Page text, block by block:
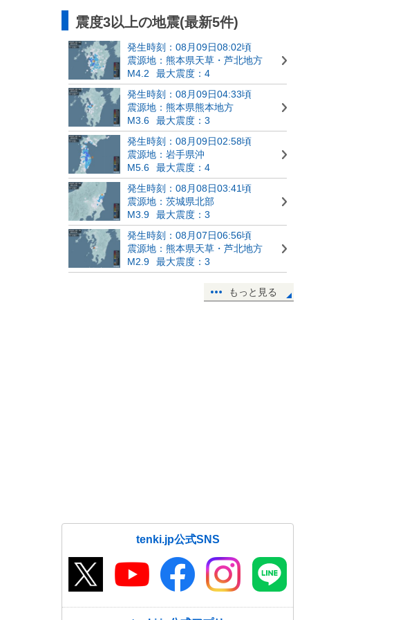
震度3以上の地震(最新5件)
発生時刻：08月09日08:02頃
震源地：熊本県天草・芦北地方
M4.2
最大震度：4
発生時刻：08月09日04:33頃
震源地：熊本県熊本地方
M3.6
最大震度：3
発生時刻：08月09日02:58頃
震源地：岩手県沖
M5.6
最大震度：4
発生時刻：08月08日03:41頃
震源地：茨城県北部
M3.9
最大震度：3
発生時刻：08月07日06:56頃
震源地：熊本県天草・芦北地方
M2.9
最大震度：3
もっと見る
tenki.jp公式SNS